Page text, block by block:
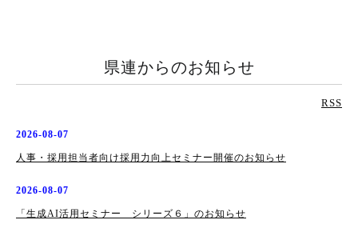
県連からのお知らせ
RSS
2026-08-07
人事・採用担当者向け採用力向上セミナー開催のお知らせ
2026-08-07
「生成AI活用セミナー シリーズ６」のお知らせ